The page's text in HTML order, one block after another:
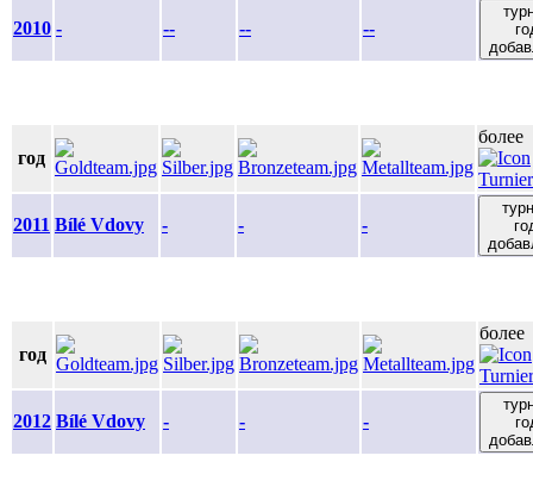
2010 - -- -- --
год
более
2011 Bílé Vdovy - - -
год
более
2012 Bílé Vdovy - - -